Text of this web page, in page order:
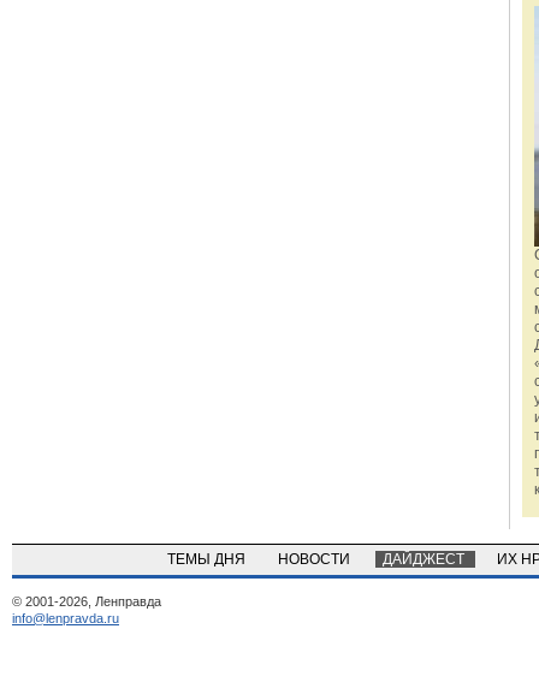
ТЕМЫ ДНЯ НОВОСТИ ДАЙДЖЕСТ ИХ
© 2001-2026, Ленправда
info@lenpravda.ru